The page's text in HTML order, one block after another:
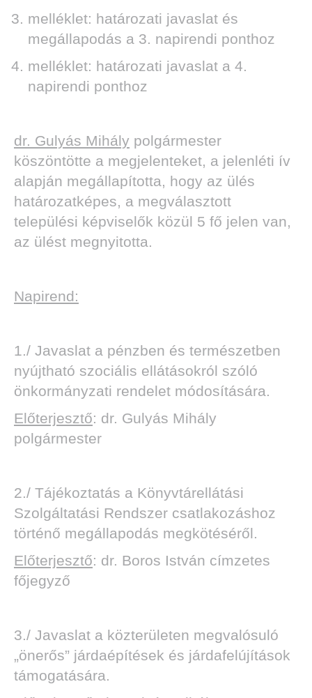
melléklet: határozati javaslat és
megállapodás a 3. napirendi ponthoz
melléklet: határozati javaslat a 4.
napirendi ponthoz
dr. Gulyás Mihály polgármester
köszöntötte a megjelenteket, a jelenléti ív
alapján megállapította, hogy az ülés
határozatképes, a megválasztott
települési képviselők közül 5 fő jelen van,
az ülést megnyitotta.
Napirend:
1./ Javaslat a pénzben és természetben
nyújtható szociális ellátásokról szóló
önkormányzati rendelet módosítására.
Előterjesztő: dr. Gulyás Mihály
polgármester
2./ Tájékoztatás a Könyvtárellátási
Szolgáltatási Rendszer csatlakozáshoz
történő megállapodás megkötéséről.
Előterjesztő: dr. Boros István címzetes
főjegyző
3./ Javaslat a közterületen megvalósuló
„önerős” járdaépítések és járdafelújítások
támogatására.